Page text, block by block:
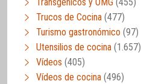
Transgénicos y OMG (455)
Trucos de Cocina (477)
Turismo gastronómico (97)
Utensilios de cocina (1.657)
Vídeos (405)
Vídeos de cocina (496)